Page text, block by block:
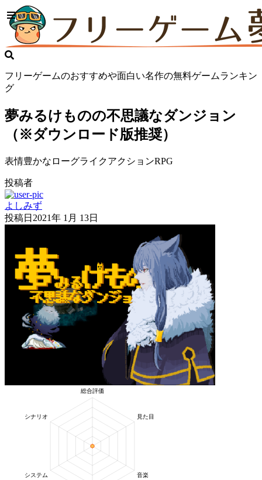
フリーゲームのおすすめや面白い名作の無料ゲームランキン
グ
夢みるけものの不思議なダンジョン
（※ダウンロード版推奨）
表情豊かなローグライクアクションRPG
投稿者
よしみず
投稿日 2021年 1月 13日